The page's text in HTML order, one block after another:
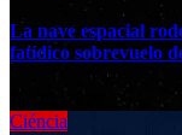
La nave espacial
fatídico sobrevuelo
Ciéncia